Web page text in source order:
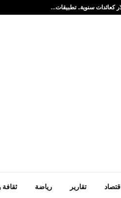
اقتصاد تقارير رياضة